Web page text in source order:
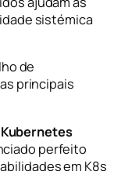
sistémica
de
principais
perfeito
em K8s